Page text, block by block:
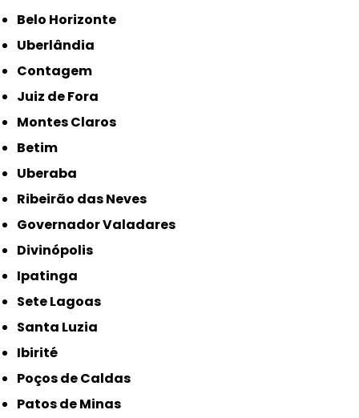
Belo Horizonte
Uberlândia
Contagem
Juiz de Fora
Montes Claros
Betim
Uberaba
Ribeirão das Neves
Governador Valadares
Divinópolis
Ipatinga
Sete Lagoas
Santa Luzia
Ibirité
Poços de Caldas
Patos de Minas